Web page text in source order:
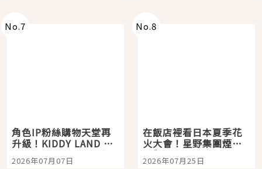
No.7
角色IP粉絲購物天堂再
升級！KIDDY LAND 原
宿店吉伊卡哇迎客，新
開幕 OMOKADO 店3分
2026年07月07日
No.8
在飯店裡看日本夏季花
火大會！星野集團煙火
景觀飯店6選，讓你不用
人擠人悠閒欣賞
2026年07月25日